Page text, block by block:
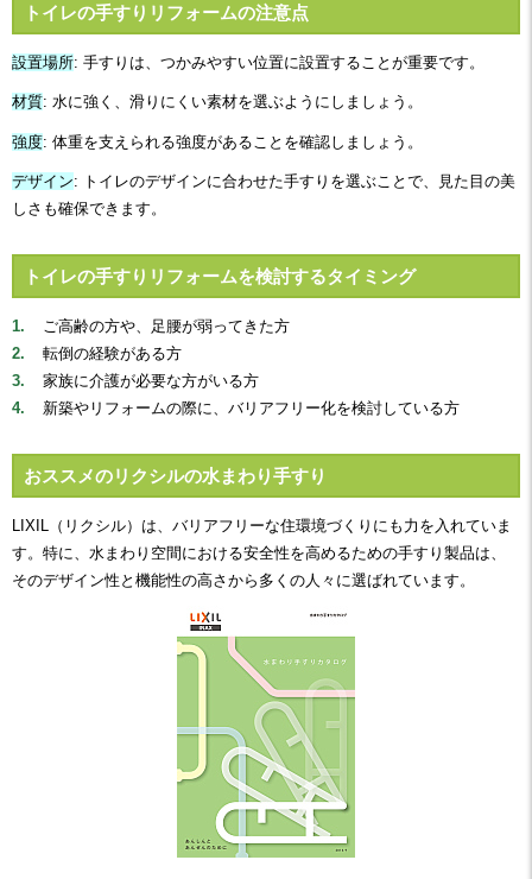
トイレの手すりリフォームの注意点
設置場所: 手すりは、つかみやすい位置に設置することが重要です。
材質: 水に強く、滑りにくい素材を選ぶようにしましょう。
強度: 体重を支えられる強度があることを確認しましょう。
デザイン: トイレのデザインに合わせた手すりを選ぶことで、見た目の美
しさも確保できます。
トイレの手すりリフォームを検討するタイミング
ご高齢の方や、足腰が弱ってきた方
転倒の経験がある方
家族に介護が必要な方がいる方
新築やリフォームの際に、バリアフリー化を検討している方
おススメのリクシルの水まわり手すり
LIXIL（リクシル）は、バリアフリーな住環境づくりにも力を入れていま
す。特に、水まわり空間における安全性を高めるための手すり製品は、
そのデザイン性と機能性の高さから多くの人々に選ばれています。